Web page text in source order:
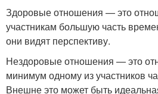
Здоровые отношения — это
участникам большую часть
они видят перспективу.
Нездоровые отношения — это
минимум одному из участников
Внешне это может быть